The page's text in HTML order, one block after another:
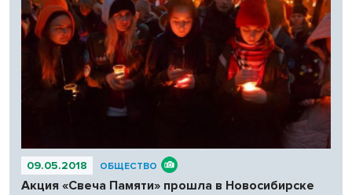
09.05.2018 ОБЩЕСТВО
Акция «Свеча Памяти» прошла в Новосибирске